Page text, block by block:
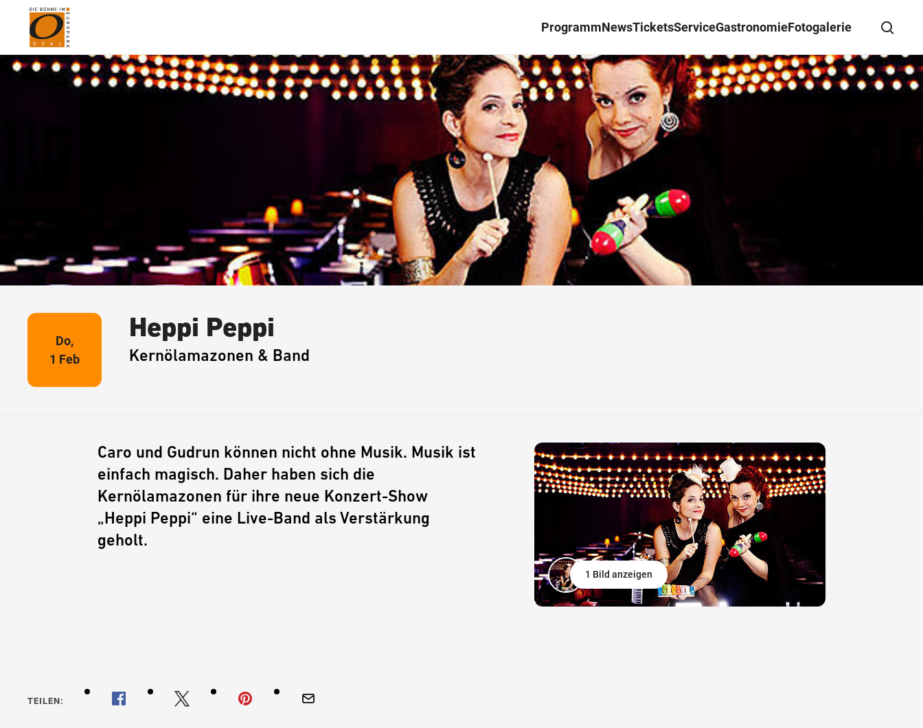
ProgrammNewsTicketsServiceGastronomieFotogalerie
Suche schließen
Do,
1 Feb
Heppi Peppi
Kernölamazonen & Band
Caro und Gudrun können nicht ohne Musik. Musik ist
einfach magisch. Daher haben sich die
Kernölamazonen für ihre neue Konzert-Show
„Heppi Peppi“ eine Live-Band als Verstärkung
geholt.
1 Bild anzeigen
TEILEN: